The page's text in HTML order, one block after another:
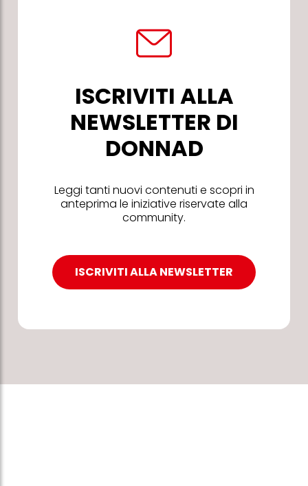
ISCRIVITI ALLA
NEWSLETTER DI
DONNAD
Leggi tanti nuovi contenuti e scopri in
anteprima le iniziative riservate alla
community.
ISCRIVITI ALLA NEWSLETTER